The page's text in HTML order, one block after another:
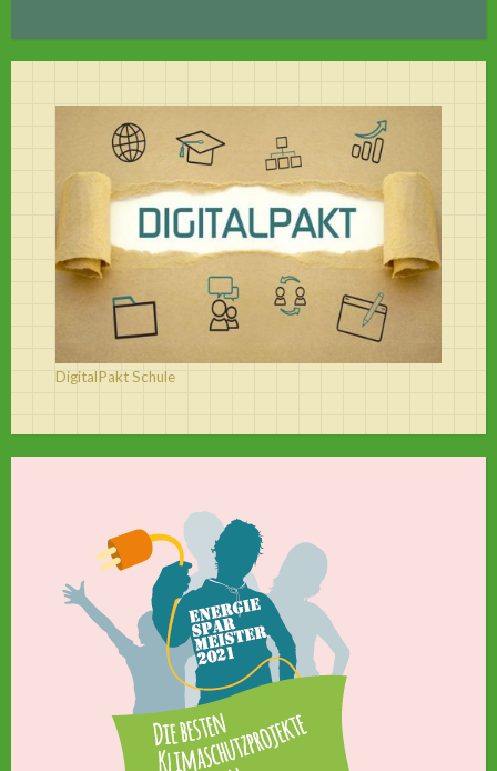
DigitalPakt Schule